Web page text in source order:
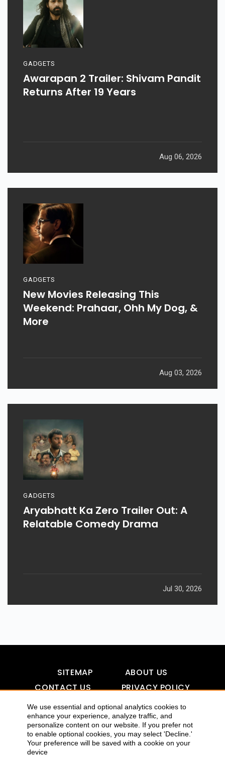
We use essential and optional analytics cookies to
enhance your experience, analyze traffic, and
personalize content on our website. If you prefer not
to enable optional cookies, you may select 'Decline.'
Your preference will be saved with a cookie on your
device
GADGETS
Awarapan 2 Trailer: Shivam Pandit
Returns After 19 Years
Aug 06, 2026
GADGETS
New Movies Releasing This
Weekend: Prahaar, Ohh My Dog, &
More
Aug 03, 2026
GADGETS
Aryabhatt Ka Zero Trailer Out: A
Relatable Comedy Drama
Jul 30, 2026
SITEMAP
ABOUT US
CONTACT US
PRIVACY POLICY
DISCLAIMER
TOOL FOR AI VISIBILITY
COPYRIGHTS 2015-2016 ALLDATMATTERZ :: ALL RIGHTS